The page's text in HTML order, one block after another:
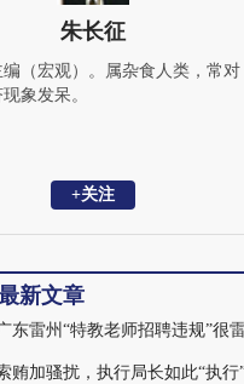
朱长征
编（宏观）。属杂食人类，常对
象发呆。
+关注
新文章